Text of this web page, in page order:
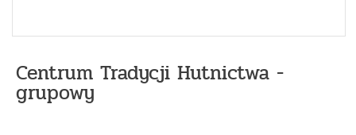
Centrum Tradycji Hutnictwa -
grupowy